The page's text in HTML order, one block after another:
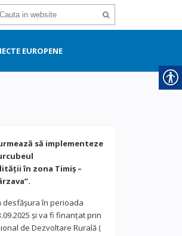
EUROPENE
să implementeze
în zona Timiș –
desfășura în perioada
și va fi finanțat prin
de Dezvoltare Rurală (